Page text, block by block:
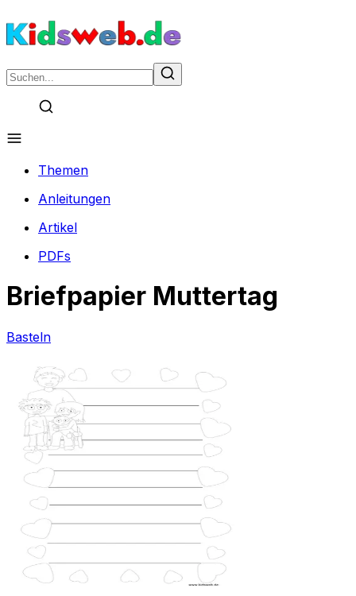
Themen
Anleitungen
Artikel
PDFs
Briefpapier Muttertag
Basteln